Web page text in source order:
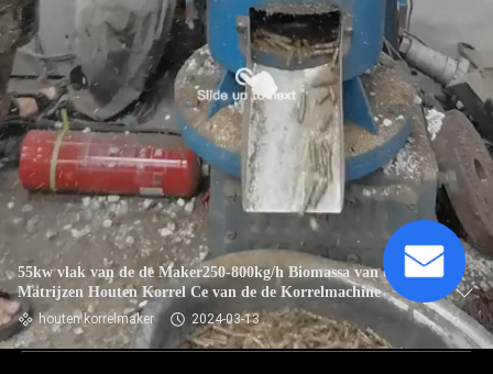
55kw vlak van de de Maker250-800kg/h Biomassa van de
Matrijzen Houten Korrel Ce van de de Korrelmachine
houten korrelmaker 2024-03-13